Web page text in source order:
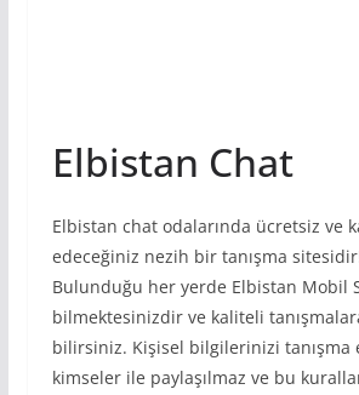
Elbistan Chat
Elbistan chat odalarında ücretsiz ve
edeceğiniz nezih bir tanışma
Bulunduğu her yerde Elbistan Mobil
bilmektesinizdir ve kaliteli
bilirsiniz. Kişisel bilgilerinizi tanışma
kimseler ile paylaşılmaz ve bu